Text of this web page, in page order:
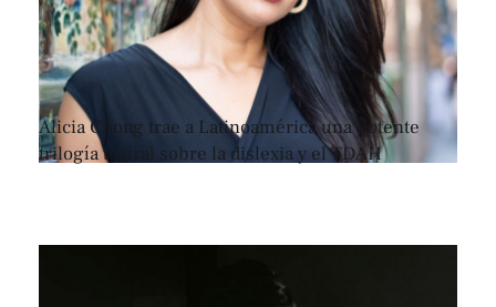
Alicia Chong trae a Latinoamérica una potente
trilogía teatral sobre la dislexia y el TDAH